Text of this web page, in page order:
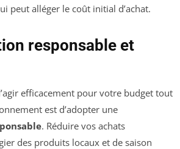
peut alléger le coût initial d’achat.
responsable et
efficacement pour votre budget tout
est d’adopter une
. Réduire vos achats
des produits locaux et de saison